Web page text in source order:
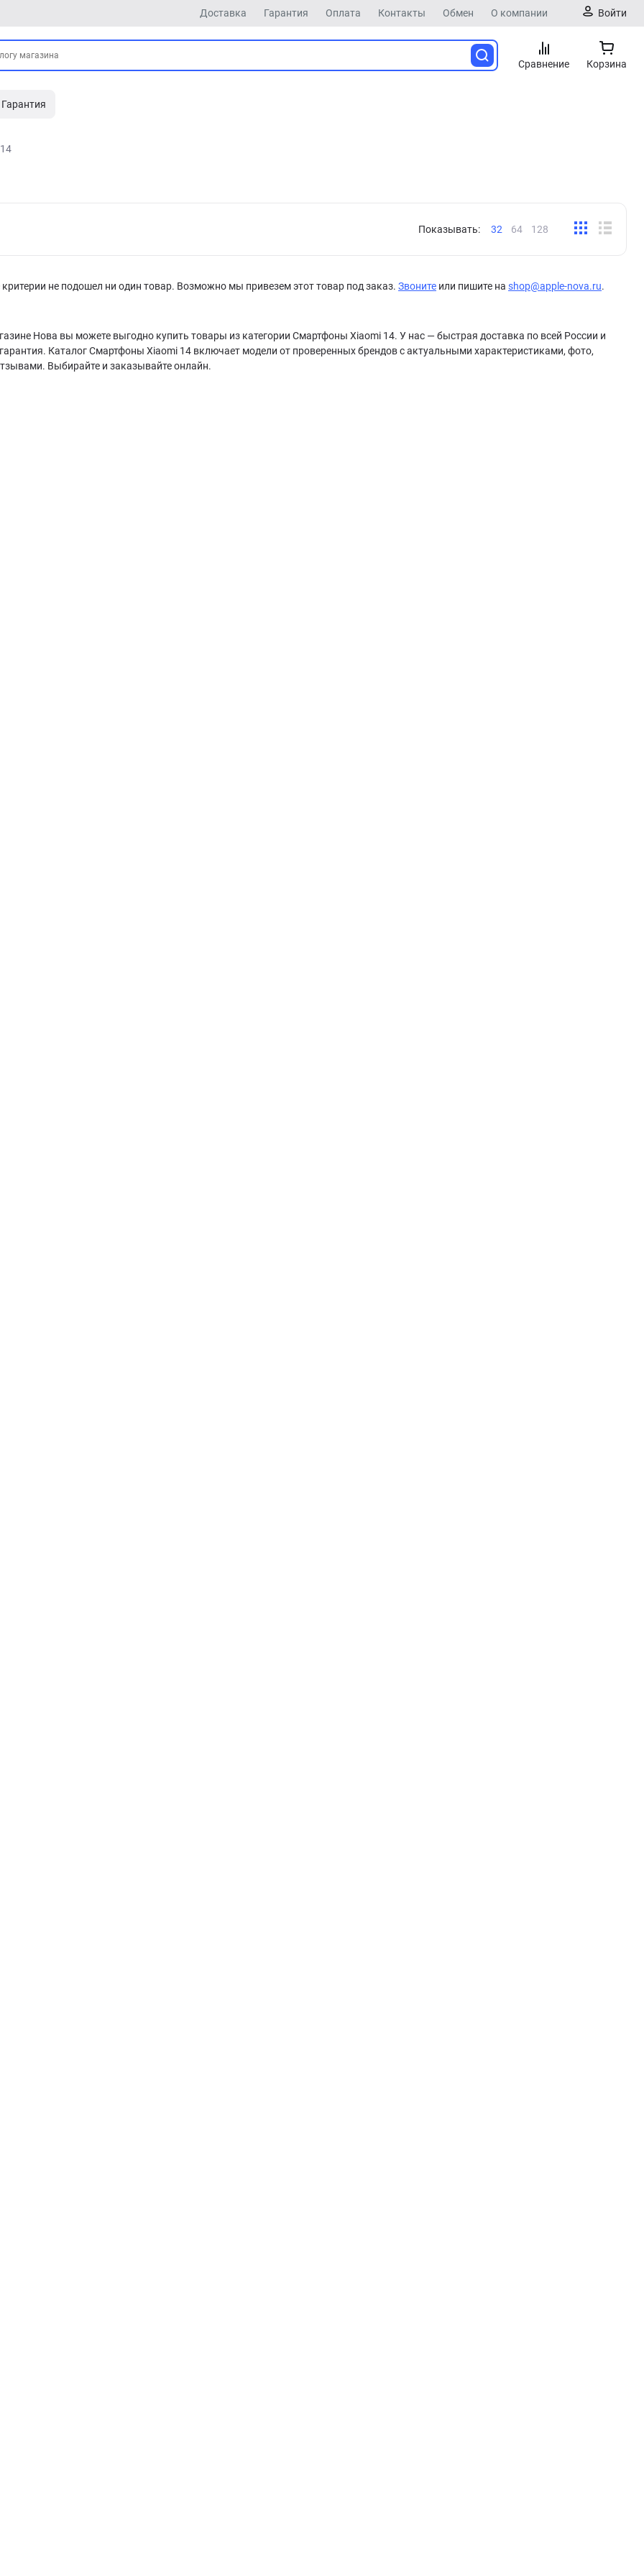
Доставка Гарантия Оплата Контакты Обмен О компании Войти
Сравнение Корзина
Гарантия
14
Показывать: 32 64 128
не подошел ни один товар. Возможно мы привезем этот товар под заказ. Звоните или пишите на shop@apple-nova.ru.
Нова вы можете выгодно купить товары из категории Смартфоны Xiaomi 14. У нас — быстрая доставка по всей России и
Каталог Смартфоны Xiaomi 14 включает модели от проверенных брендов с актуальными характеристиками, фото,
Выбирайте и заказывайте онлайн.